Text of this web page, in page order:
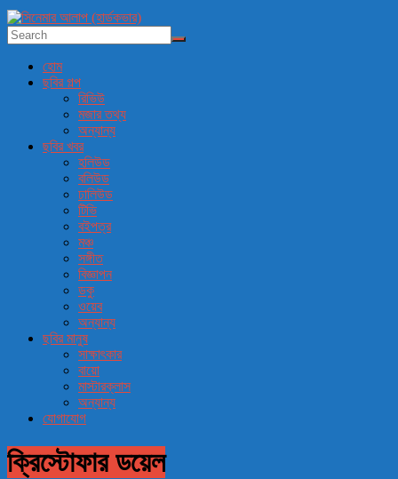
হোম
ছবির গল্প
রিভিউ
মজার তথ্য
অন্যান্য
ছবির খবর
হলিউড
বলিউড
ঢালিউড
টিভি
বইপত্র
মঞ্চ
সঙ্গীত
বিজ্ঞাপন
ডকু
ওয়েব
অন্যান্য
ছবির মানুষ
সাক্ষাৎকার
বায়ো
মাস্টারক্লাস
অন্যান্য
যোগাযোগ
ক্রিস্টোফার ডয়েল